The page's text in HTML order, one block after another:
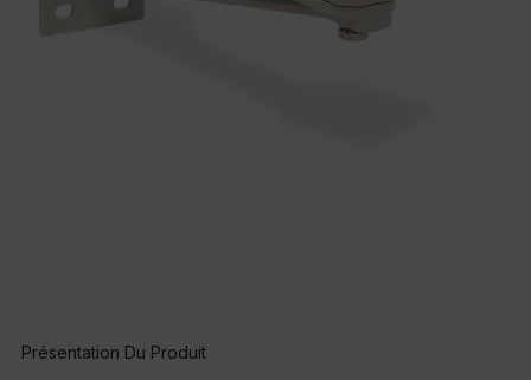
Présentation Du Produit